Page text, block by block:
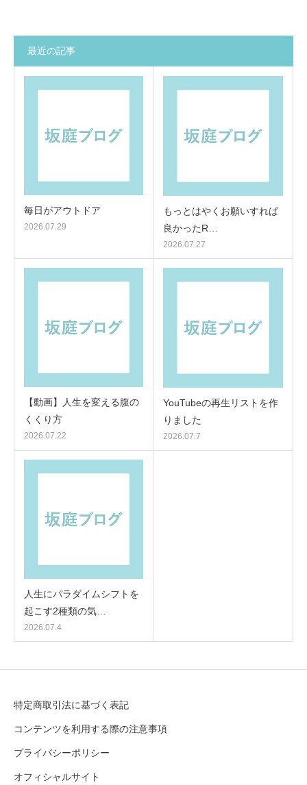
最近の記事
毎日がアウトドア
2026.07.29
もっとはやくお願いすれば
良かったR…
2026.07.27
【動画】人生を変える腹の
くくり方
2026.07.22
YouTubeの再生リストを作
りました
2026.07.7
人生にパラダイムシフトを
起こす2種類の気…
2026.07.4
特定商取引法に基づく表記
コンテンツを利用する際の注意事項
プライバシーポリシー
オフィシャルサイト